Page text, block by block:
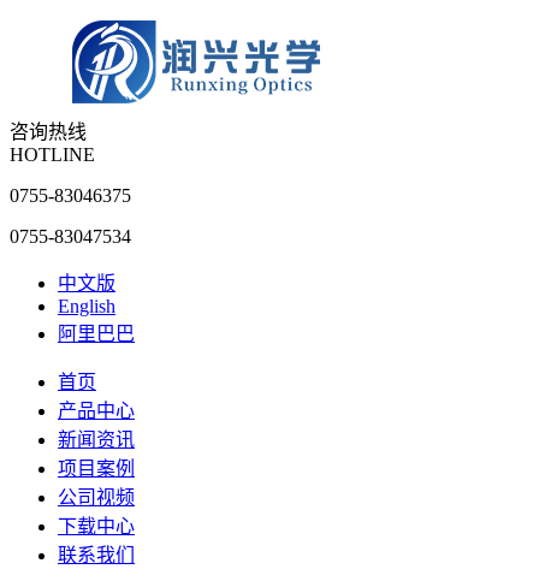
咨询热线
HOTLINE
0755-83046375
0755-83047534
中文版
English
阿里巴巴
首页
产品中心
新闻资讯
项目案例
公司视频
下载中心
联系我们